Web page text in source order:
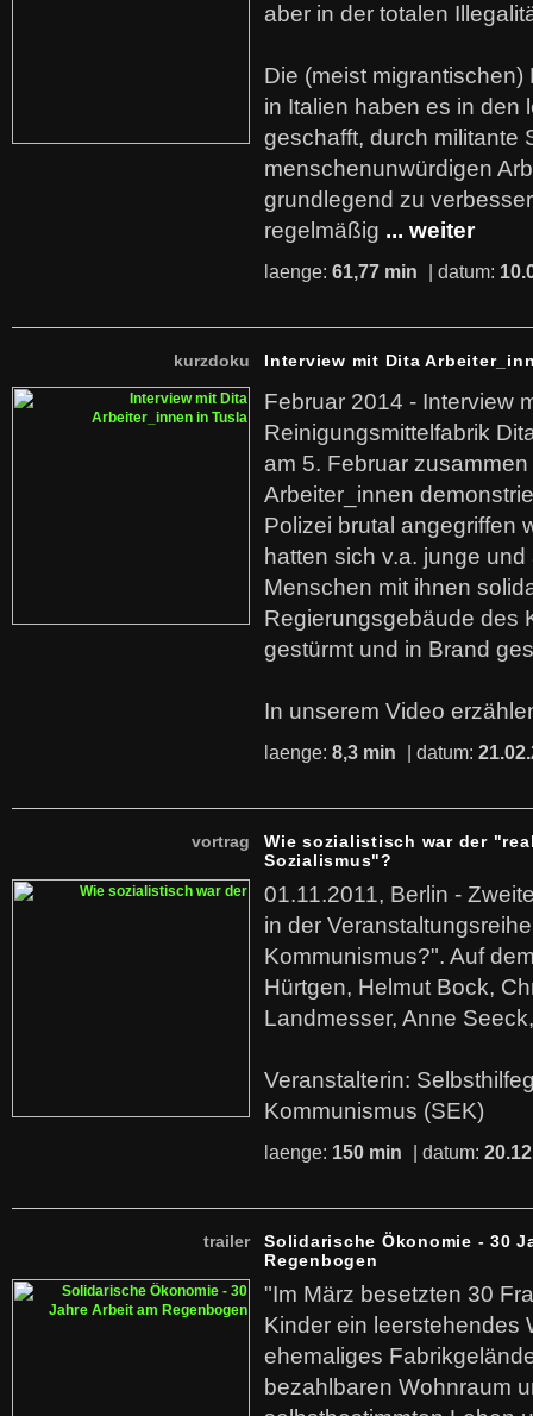
aber in der totalen
Die (meist
in Italien haben es in den
geschafft, durch militante
menschenunwürdigen
grundlegend zu
regelmäßig ... weiter
laenge: 61,77 min | datum:
kurzdoku Interview mit Dita
Februar 2014 - Interview
Reinigungsmittelfabrik
am 5. Februar
Arbeiter_innen
Polizei brutal angegriffen
hatten sich v.a. junge
Menschen mit ihnen
Regierungsgebäude des
gestürmt und in Brand
In unserem Video
laenge: 8,3 min | datum:
vortrag
Wie sozialistisch war der
Sozialismus"?
01.11.2011, Berlin -
in der
Kommunismus?". Auf
Hürtgen, Helmut Bock,
Landmesser, Anne
Veranstalterin:
Kommunismus (SEK)
laenge: 150 min | datum:
trailer
Solidarische Ökonomie - 30
Regenbogen
"Im März besetzten 30
Kinder ein leerstehendes
ehemaliges
bezahlbaren Wohnraum